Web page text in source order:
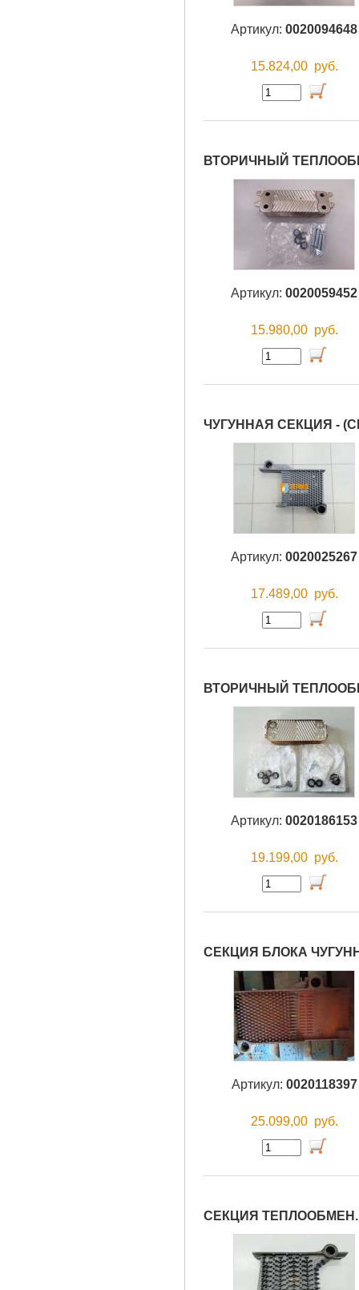
Артикул: 0020094648
15.824,00 руб.
ВТОРИЧНЫЙ
Артикул: 0020059452
15.980,00 руб.
ЧУГУННАЯ СЕКЦИЯ -
Артикул: 0020025267
17.489,00 руб.
ВТОРИЧНЫЙ
Артикул: 0020186153
19.199,00 руб.
СЕКЦИЯ БЛОКА
Артикул: 0020118397
25.099,00 руб.
СЕКЦИЯ ТЕПЛООБМЕН.